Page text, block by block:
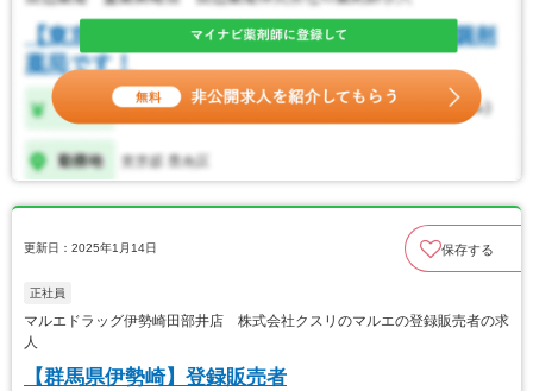
更新日：2025年1月14日 保存する
正社員
マルエドラッグ伊勢崎田部井店 株式会社クスリのマルエの登録販売者の求
人
【群馬県伊勢崎】登録販売者